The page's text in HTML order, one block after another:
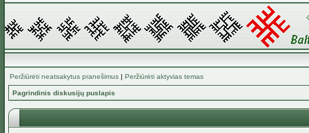
Peržiūrėti neatsakytus pranešimus | Peržiūrėti aktyvias temas
Pagrindinis diskusijų puslapis